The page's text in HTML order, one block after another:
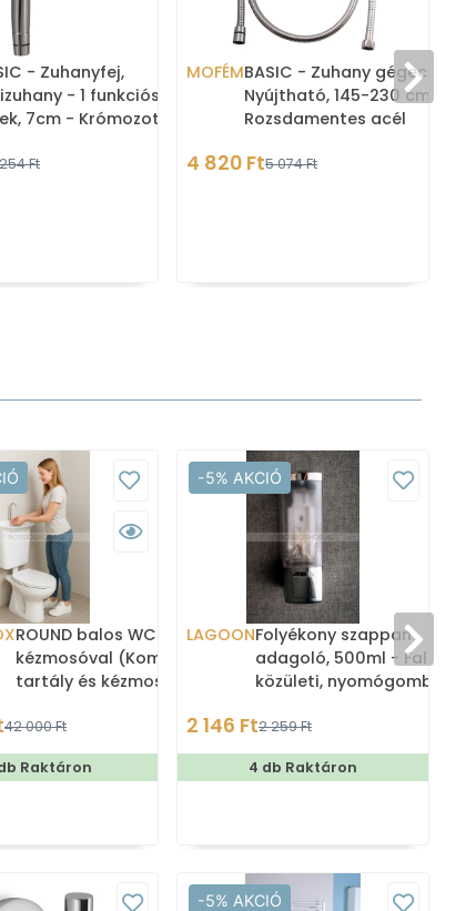
- Zuhanyfej,
- 1 funkciós,
7cm - Krómozott
Ft
MOFÉMBASIC - Zuhany gégecső -
Nyújtható, 145-230 cm -
Rozsdamentes acél
4 820 Ft5 074 Ft
ROUND balos WC tartály
kézmosóval (Kombi WC
tartály és kézmosó)
42 000 Ft
Raktáron
-5% AKCIÓ
LAGOONFolyékony szappan
adagoló, 500ml - Fali,
közületi, nyomógombos -
01)
2 146 Ft2 259 Ft
4 db Raktáron
-5% AKCIÓ